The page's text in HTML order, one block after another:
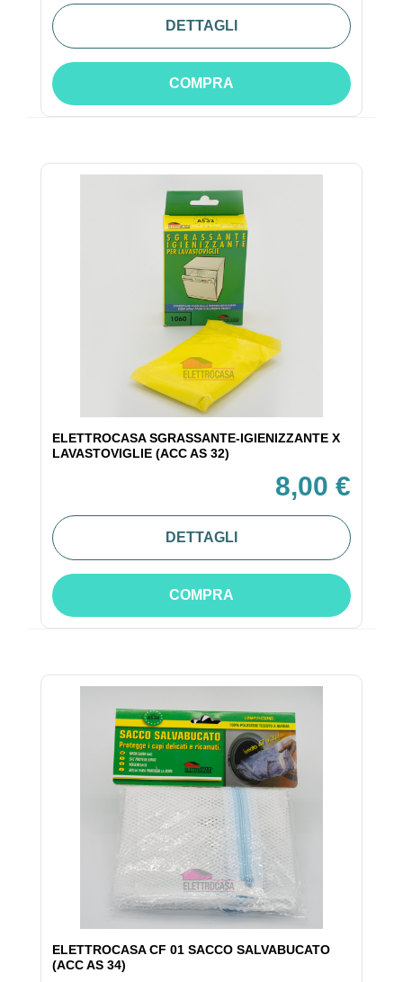
DETTAGLI
COMPRA
ELETTROCASA SGRASSANTE-IGIENIZZANTE X
LAVASTOVIGLIE (ACC AS 32)
8,00 €
DETTAGLI
COMPRA
ELETTROCASA CF 01 SACCO SALVABUCATO
(ACC AS 34)